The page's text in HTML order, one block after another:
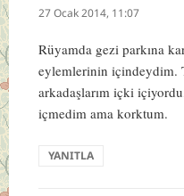
ki:
27 Ocak 2014, 11:07
Rüyamda gezi parkına
eylemlerinin içindeydim.
arkadaşlarım içki
içmedim ama korktum.
YANITLA